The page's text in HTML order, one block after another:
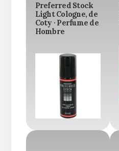
Preferred Stock
Light Cologne, de
Coty · Perfume de
Hombre